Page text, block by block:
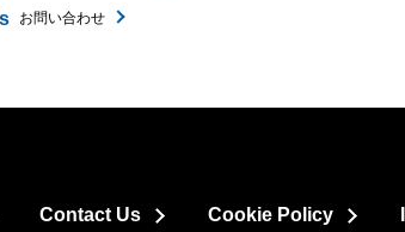
お問い合わせ
Contact Us Cookie Policy